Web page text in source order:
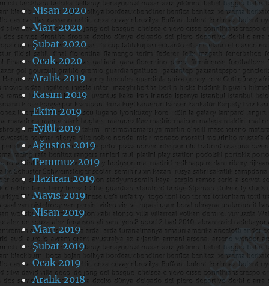
Nisan 2020
Mart 2020
Şubat 2020
Ocak 2020
Aralık 2019
Kasım 2019
Ekim 2019
Eylül 2019
Ağustos 2019
Temmuz 2019
Haziran 2019
Mayıs 2019
Nisan 2019
Mart 2019
Şubat 2019
Ocak 2019
Aralık 2018